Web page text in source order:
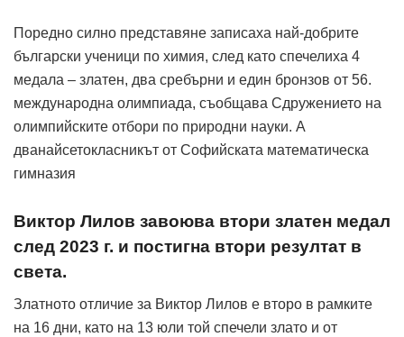
Поредно силно представяне записаха най-добрите
български ученици по химия, след като спечелиха 4
медала – златен, два сребърни и един бронзов от 56.
международна олимпиада, съобщава Сдружението на
олимпийските отбори по природни науки. А
дванайсетокласникът от Софийската математическа
гимназия
Виктор Лилов завоюва втори златен медал
след 2023 г. и постигна втори резултат в
света.
Златното отличие за Виктор Лилов е второ в рамките
на 16 дни, като на 13 юли той спечели злато и от